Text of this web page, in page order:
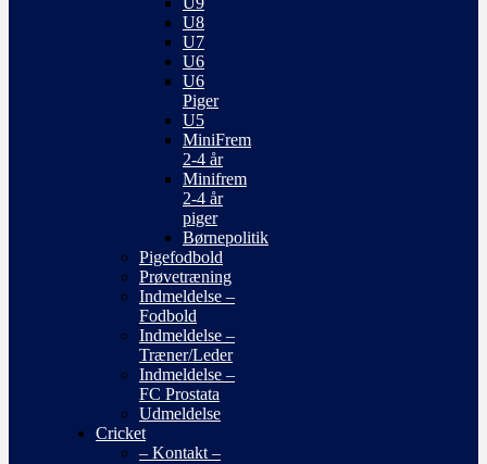
U8
U7
U6
U6
Piger
U5
MiniFrem
2-4 år
Minifrem
2-4 år
piger
Børnepolitik
Pigefodbold
Prøvetræning
Indmeldelse –
Fodbold
Indmeldelse –
Træner/Leder
Indmeldelse –
FC Prostata
Udmeldelse
Cricket
– Kontakt –